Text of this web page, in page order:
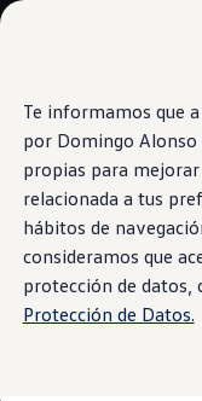
Te informamos que
por Domingo Alonso
propias para
relacionada a tus
hábitos de
consideramos que
protección de datos,
Protección de Datos.
Saltar al
contenido
principal
Saltar
a pie
página
Test Drive
Contáctanos
Marca y
Volkswagen
Espacio
Latin NCAP
Tengo un
Manuales
Takata
Noticias
Candy